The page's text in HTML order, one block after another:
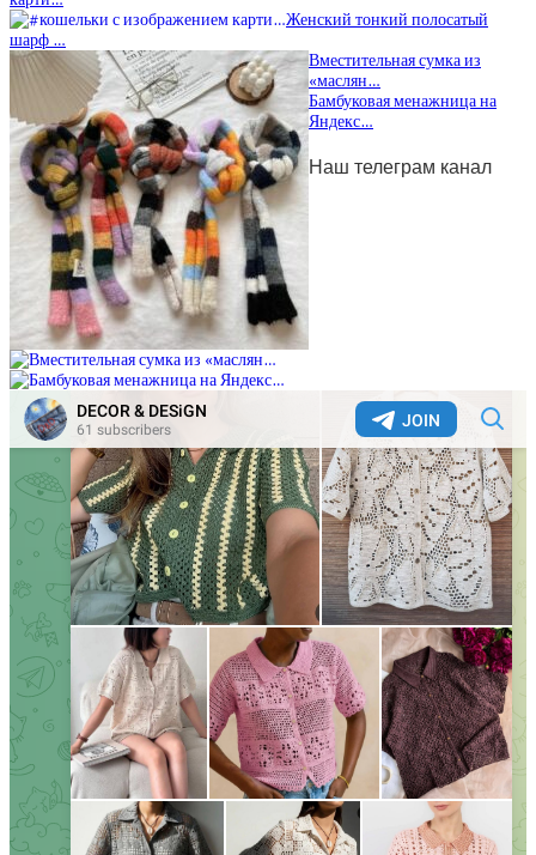
Женский тонкий полосатый
шарф …
Вместительная сумка из
«маслян…
Бамбуковая менажница на
Яндекс…
Наш телеграм канал